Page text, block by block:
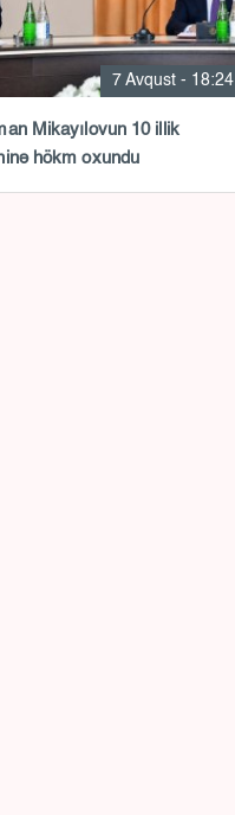
7 Avqust - 18:24
Mikayılovun 10 illik
hökm oxundu